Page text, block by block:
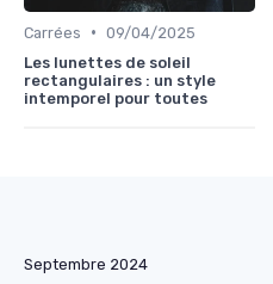
Carrées • 09/04/2025
Les lunettes de soleil
rectangulaires : un style
intemporel pour toutes
Septembre 2024